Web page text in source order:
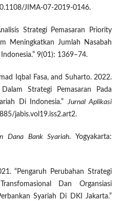
JIMA-07-2019-0146.
Strategi Pemasaran Priority
Meningkatkan Jumlah Nasabah
9(01): 1369–74.
Iqbal Fasa, and Suharto. 2022.
Strategi Pemasaran Pada
Di Indonesia.”Jurnal Aplikasi
jabis.vol19.iss2.art2.
Dana Bank Syariah. Yogyakarta:
“Pengaruh Perubahan Strategi
Dan Organsiasi
Syariah Di DKI Jakarta.”